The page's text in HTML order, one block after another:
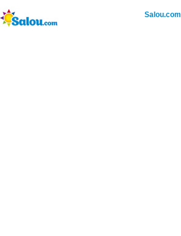
Salou.com